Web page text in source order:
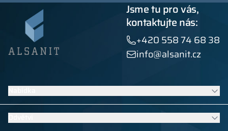
Jsme tu pro vás,
kontaktujte nás:
+420 558 74 68 38
info@alsanit.cz
Šatní skříňky
Sanitární kabiny